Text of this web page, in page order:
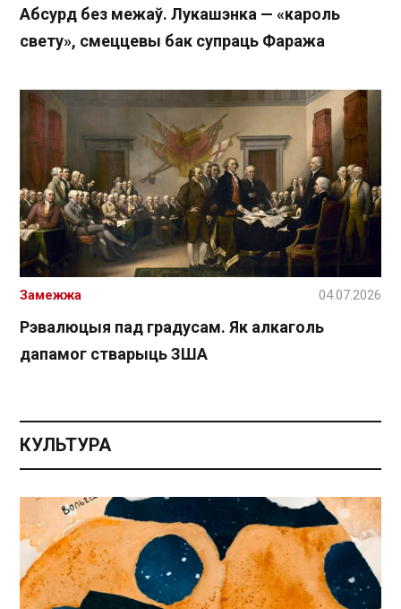
Абсурд без межаў. Лукашэнка — «кароль
свету», смеццевы бак супраць Фаража
Рэвалюцыя пад градусам. Як алкаголь
дапамог стварыць ЗША
Замежжа 04.07.2026
КУЛЬТУРА